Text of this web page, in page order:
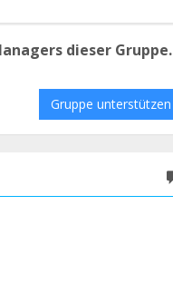
dieser Gruppe.
Gruppe unterstützen